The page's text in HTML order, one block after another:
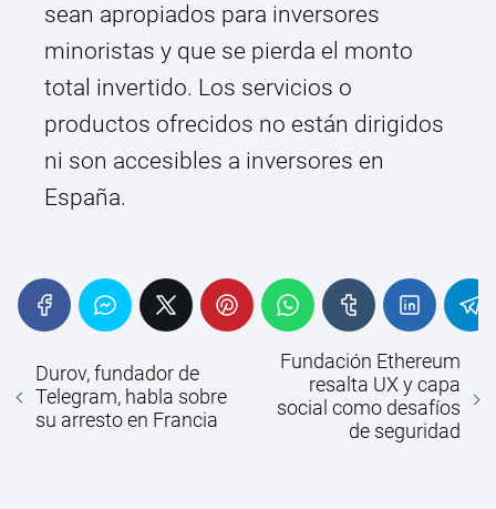
sean apropiados para inversores
minoristas y que se pierda el monto
total invertido. Los servicios o
productos ofrecidos no están dirigidos
ni son accesibles a inversores en
España.
Durov, fundador de
Telegram, habla sobre
su arresto en Francia
Fundación Ethereum
resalta UX y capa
social como desafíos
de seguridad